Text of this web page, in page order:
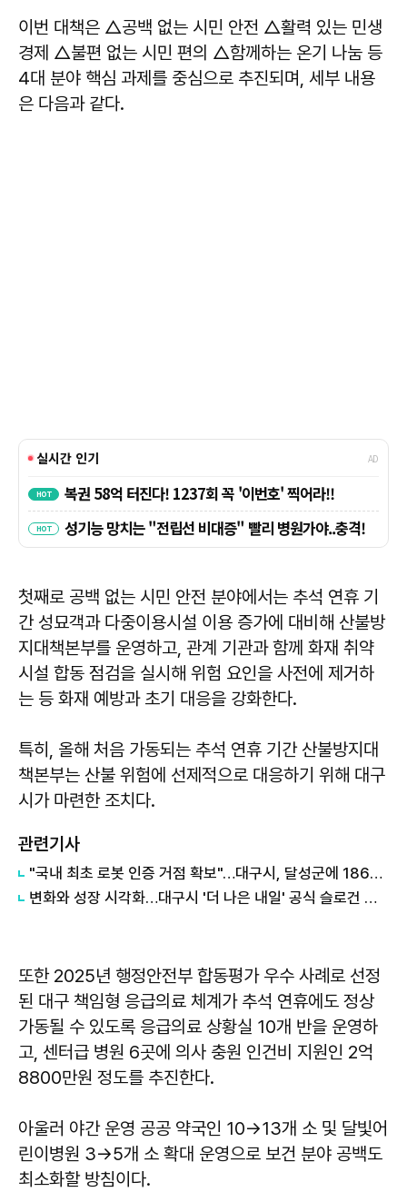
이번 대책은 △공백 없는 시민 안전 △활력 있는 민생
경제 △불편 없는 시민 편의 △함께하는 온기 나눔 등
4대 분야 핵심 과제를 중심으로 추진되며, 세부 내용
은 다음과 같다.
첫째로 공백 없는 시민 안전 분야에서는 추석 연휴 기
간 성묘객과 다중이용시설 이용 증가에 대비해 산불방
지대책본부를 운영하고, 관계 기관과 함께 화재 취약
시설 합동 점검을 실시해 위험 요인을 사전에 제거하
는 등 화재 예방과 초기 대응을 강화한다.
특히, 올해 처음 가동되는 추석 연휴 기간 산불방지대
책본부는 산불 위험에 선제적으로 대응하기 위해 대구
시가 마련한 조치다.
관련기사
"국내 최초 로봇 인증 거점 확보"…대구시, 달성군에 186억 투입해 휴머노이드 센터 구축
변화와 성장 시각화…대구시 '더 나은 내일' 공식 슬로건 디자인 공개
또한 2025년 행정안전부 합동평가 우수 사례로 선정
된 대구 책임형 응급의료 체계가 추석 연휴에도 정상
가동될 수 있도록 응급의료 상황실 10개 반을 운영하
고, 센터급 병원 6곳에 의사 충원 인건비 지원인 2억
8800만원 정도를 추진한다.
아울러 야간 운영 공공 약국인 10→13개 소 및 달빛어
린이병원 3→5개 소 확대 운영으로 보건 분야 공백도
최소화할 방침이다.